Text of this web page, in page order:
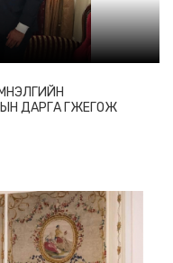
ДАРГА ГЖЕГОЖ